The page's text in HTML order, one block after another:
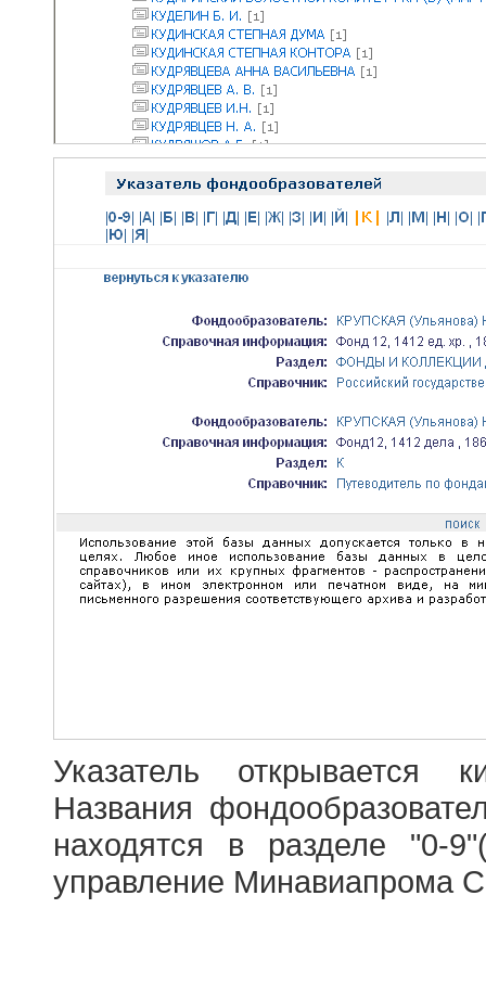
Указатель открывается
Названия
находятся в разделе "0-
управление Минавиапрома